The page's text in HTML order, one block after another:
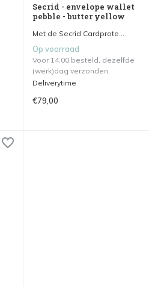
Secrid - envelope wallet
pebble - butter yellow
Met de Secrid Cardprote...
Op voorraad
Voor 14.00 besteld, dezelfde
(werk)dag verzonden.
Deliverytime
€79,00